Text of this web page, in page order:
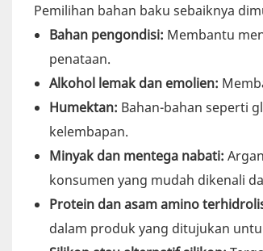
Pemilihan bahan baku sebaiknya
Bahan pengondisi: Membantu
penataan.
Alkohol lemak dan emolien:
Humektan: Bahan-bahan seperti
kelembapan.
Minyak dan mentega nabati:
konsumen yang mudah dikenali
Protein dan asam amino
dalam produk yang ditujukan